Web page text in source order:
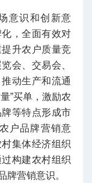
意识和创新意
，全面有效对
升农户质量竞
会、交易会、
动生产和流通
”买单，激励农
等特点形成市
户品牌营销意
集体经济组织
构建农村组织
牌营销意识。